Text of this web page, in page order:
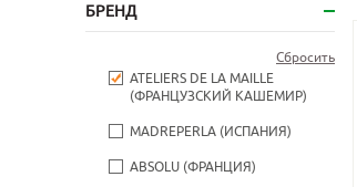
БРЕНД
Сбросить
ATELIERS DE LA MAILLE
(ФРАНЦУЗСКИЙ КАШЕМИР)
MADREPERLA (ИСПАНИЯ)
ABSOLU (ФРАНЦИЯ)